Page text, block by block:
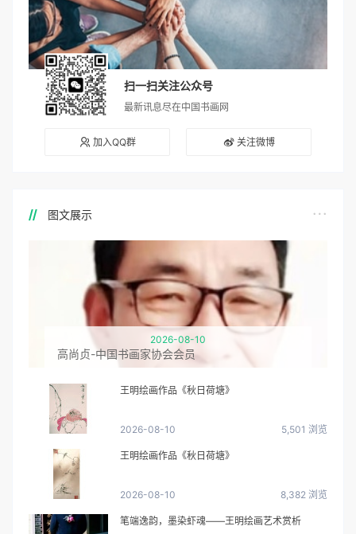
扫一扫关注公众号
最新讯息尽在中国书画网
加入QQ群 关注微博
图文展示
2026-08-10
高尚贞-中国书画家协会会员
王明绘画作品《秋日荷塘》
2026-08-10 5,501 浏览
王明绘画作品《秋日荷塘》
2026-08-10 8,382 浏览
笔端逸韵，墨染虾魂——王明绘画艺术赏析